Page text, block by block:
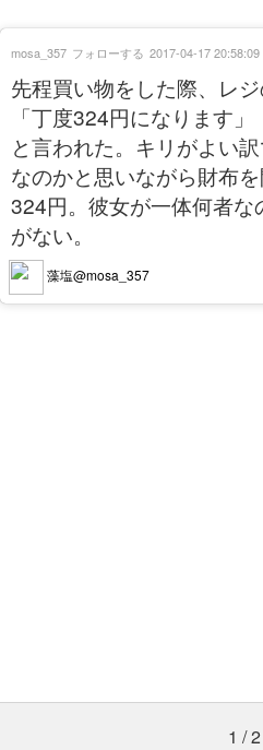
先程買い物をした際、レ
「丁度324円になります」
と言われた。キリがよい
なのかと思いながら財布
324円。彼女が一体何者な
がない。
藻塩@mosa_357
mosa_357 フォローする 2017-04-17 20:58:09
1 / 2